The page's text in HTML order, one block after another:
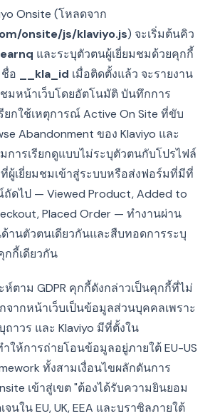
Onsite (โหลดจาก
onsite/js/klaviyo.js) จะเริ่มต้นคิว
และระบุตัวตนผู้เยี่ยมชมด้วยคุกกี้
ชื่อ
__kla_id เมื่อติดตั้งแล้ว จะรายงาน
มหน้าเว็บโดยอัตโนมัติ บันทึกการ
กใช้เหตุการณ์ Active On Site ที่ขับ
Abandonment ของ Klaviyo และ
การเรียกดูแบบไม่ระบุตัวตนกับโปรไฟล์
ผู้เยี่ยมชมเข้าสู่ระบบหรือส่งฟอร์มที่มีที่
ถัดไป — Viewed Product, Added to
Placed Order — ทำงานผ่าน
านตัวตนเดียวกันและสืบทอดการระบุ
กี้เดียวกัน
ห์ตาม GDPR คุกกี้ดังกล่าวเป็นคุกกี้ที่ไม่
จากหน้าเว็บเป็นข้อมูลส่วนบุคคลเพราะ
ถาวร และ Klaviyo มีที่ตั้งใน
ให้การถ่ายโอนข้อมูลอยู่ภายใต้ EU-US
ทั้งสามเงื่อนไขผลักดันการ
เข้าสู่เขต "ต้องได้รับความยินยอม
นใน EU, UK, EEA และบราซิลภายใต้